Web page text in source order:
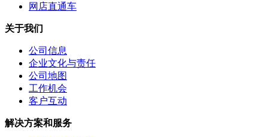
网店直通车
关于我们
公司信息
企业文化与责任
公司地图
工作机会
客户互动
解决方案和服务